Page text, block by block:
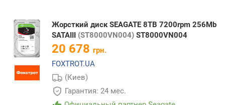
Жорсткий диск SEAGATE 8TB 7200rpm 256Mb
SATAIII (ST8000VN004) ST8000VN004
20 678 грн.
FOXTROT.UA
(Киев)
Гарантия: 24 мес.